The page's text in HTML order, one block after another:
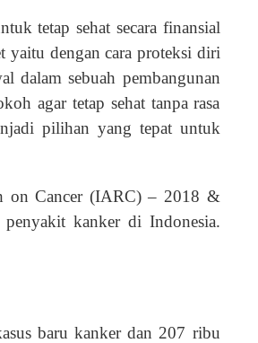
tetap sehat secara finansial
yaitu dengan cara proteksi diri
dalam sebuah pembangunan
agar tetap sehat tanpa rasa
pilihan yang tepat untuk
on Cancer (IARC) – 2018 &
kanker di Indonesia.
baru kanker dan 207 ribu